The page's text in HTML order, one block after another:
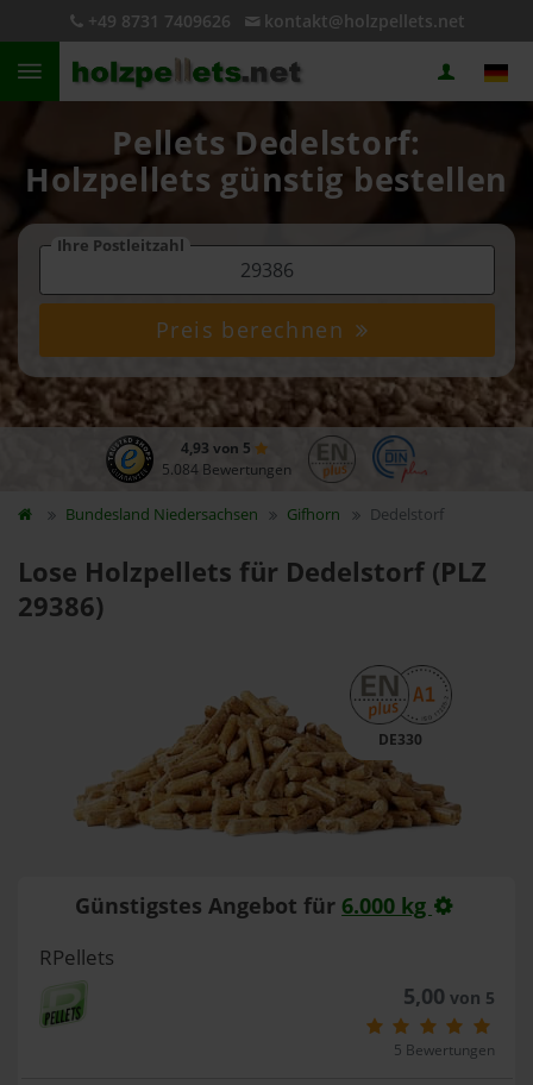
+49 8731 7409626 kontakt@holzpellets.net
Pellets Dedelstorf:
Holzpellets günstig bestellen
Ihre Postleitzahl
Preis berechnen
4,93 von 5
5.084 Bewertungen
Bundesland Niedersachsen Gifhorn Dedelstorf
Lose Holzpellets für Dedelstorf (PLZ
29386)
DE330
Günstigstes Angebot für 6.000 kg
RPellets
5,00 von 5
5 Bewertungen